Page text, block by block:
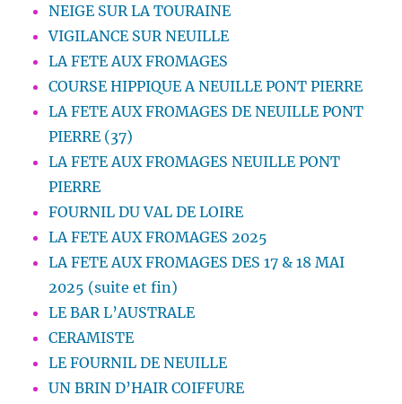
NEIGE SUR LA TOURAINE
VIGILANCE SUR NEUILLE
LA FETE AUX FROMAGES
COURSE HIPPIQUE A NEUILLE PONT PIERRE
LA FETE AUX FROMAGES DE NEUILLE PONT
PIERRE (37)
LA FETE AUX FROMAGES NEUILLE PONT
PIERRE
FOURNIL DU VAL DE LOIRE
LA FETE AUX FROMAGES 2025
LA FETE AUX FROMAGES DES 17 & 18 MAI
2025 (suite et fin)
LE BAR L’AUSTRALE
CERAMISTE
LE FOURNIL DE NEUILLE
UN BRIN D’HAIR COIFFURE